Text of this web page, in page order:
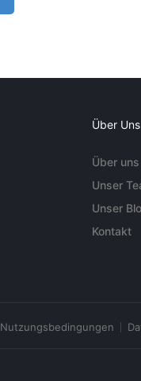
Über Uns
Über uns
Unser
Unser
Kontakt
Nutzungsbedingungen